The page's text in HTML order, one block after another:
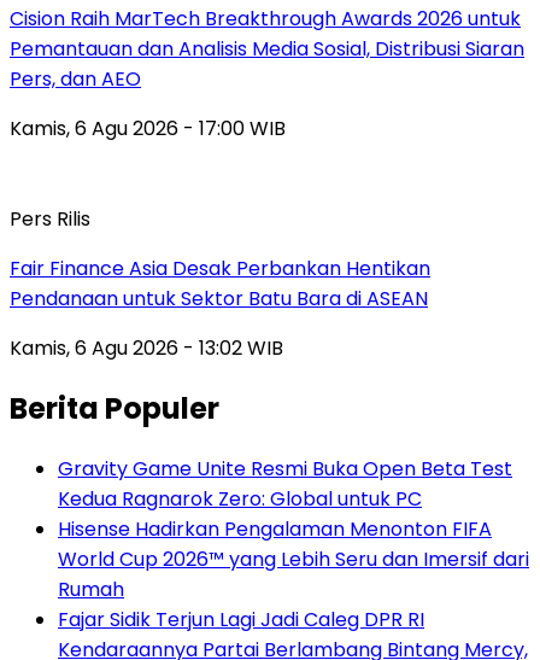
Cision Raih MarTech Breakthrough Awards 2026 untuk
Pemantauan dan Analisis Media Sosial, Distribusi Siaran
Pers, dan AEO
Kamis, 6 Agu 2026 - 17:00 WIB
Pers Rilis
Fair Finance Asia Desak Perbankan Hentikan
Pendanaan untuk Sektor Batu Bara di ASEAN
Kamis, 6 Agu 2026 - 13:02 WIB
Berita Populer
Gravity Game Unite Resmi Buka Open Beta Test
Kedua Ragnarok Zero: Global untuk PC
Hisense Hadirkan Pengalaman Menonton FIFA
World Cup 2026™ yang Lebih Seru dan Imersif dari
Rumah
Fajar Sidik Terjun Lagi Jadi Caleg DPR RI
Kendaraannya Partai Berlambang Bintang Mercy,